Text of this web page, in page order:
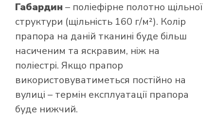
Габардин – поліефірне полотно щільної
структури (щільність 160 г/м²). Колір
прапора на даній тканині буде більш
насиченим та яскравим, ніж на
поліестрі. Якщо прапор
використовуватиметься постійно на
вулиці – термін експлуатації прапора
буде нижчий.